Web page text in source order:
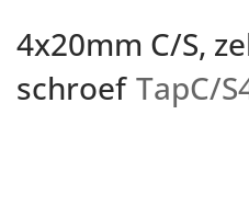
4x20mm C/S,
schroef TapC/